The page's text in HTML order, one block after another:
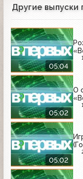
Другие выпуски
05:04
05:02
О
05:02